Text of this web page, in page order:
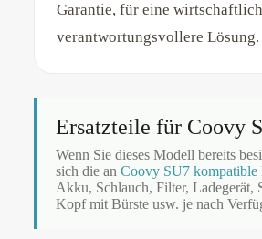
Garantie, für eine
verantwortungsvollere Lösung.
Ersatzteile für Coovy
Wenn Sie dieses Modell bereits
sich die an Coovy SU7 kompatible
Akku, Schlauch, Filter, Ladegerät,
Kopf mit Bürste usw. je nach